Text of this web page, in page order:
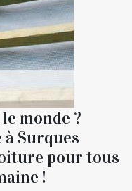
monde ?
Surques
pour tous
!